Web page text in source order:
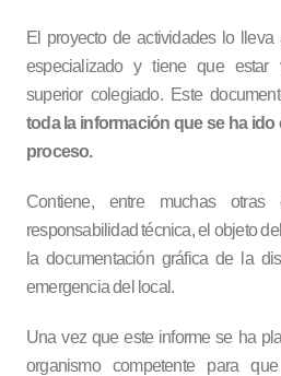
El proyecto de actividades lo
especializado y tiene que estar
superior colegiado. Este
toda la información que se ha ido
proceso.
Contiene, entre muchas
responsabilidad técnica, el objeto
la documentación gráfica de la
emergencia del local.
Una vez que este informe se ha
organismo competente para